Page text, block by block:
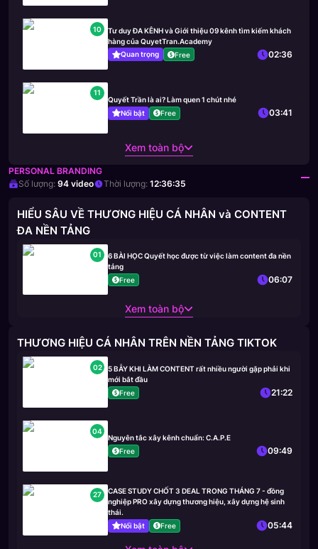
10
Tư duy ĐA KÊNH và Giới thiệu 09 kênh tìm kiếm khách
hàng của QuyetTran.Academy
Quan trọng
Free 02:36
11
Quyết Trần là ai? Làm quen 1 chút nhé
Nổi bật
Free 03:41
Xem toàn bộ
PERSONAL BRANDING
Số lượng: 94 video Thời lượng: 12:36:35
HIỂU SÂU VỀ THƯƠNG HIỆU CÁ NHÂN và CONTENT
ĐA NỀN TẢNG
01
6 BÀI HỌC Quyết học được từ việc làm content đa nền
tảng
Free
06:07
Xem toàn bộ
THƯƠNG HIỆU CÁ NHÂN TRÊN NỀN TẢNG TIKTOK
02
5 BẪY KHI LÀM CONTENT rất nhiều người gặp phải khi
mới bắt đầu
Free
21:22
04
Nguyên tắc xây kênh chuẩn: C.A.P.E
Free
09:49
27
CASE STUDY CHỐT 3 DEAL TRONG THÁNG 7 - đồng
nghiệp PRO xây dựng thương hiệu, xây dựng hệ sinh
thái.
Nổi bật
Free 05:44